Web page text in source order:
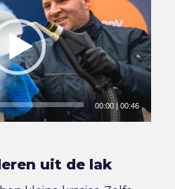
00:00|00:46
uit de lak